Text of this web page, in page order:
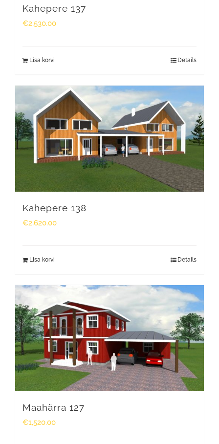
Kahepere 137
€2,530.00
Lisa korvi Details
Kahepere 138
€2,620.00
Lisa korvi Details
Maahärra 127
€1,520.00